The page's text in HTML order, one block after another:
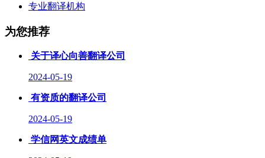
专业翻译机构
为您推荐
关于译心向善翻译公司
2024-05-19
有资质的翻译公司
2024-05-19
学信网英文成绩单